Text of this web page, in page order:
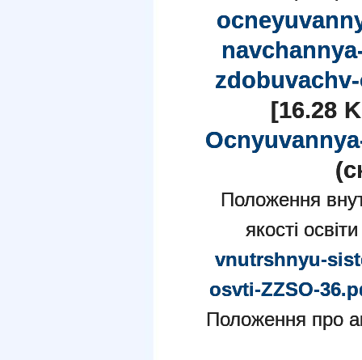
[16.28
Положення
якості
vnutrshnyu-
osvti-ZZSO-
Положення про